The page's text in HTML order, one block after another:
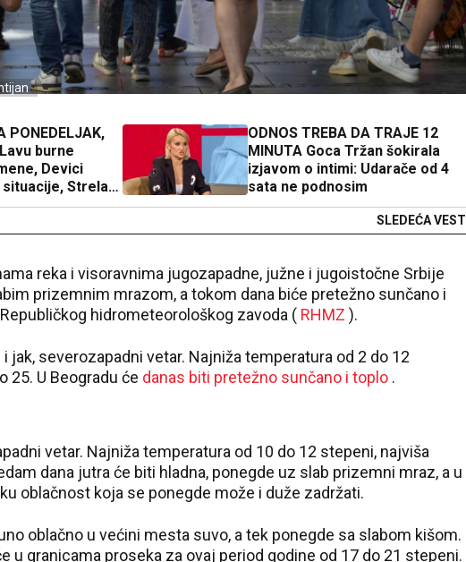
PONEDELJAK,
burne
Devici
Strelac
ODNOS TREBA DA TRAJE 12
MINUTA Goca Tržan šokirala
izjavom o intimi: Udarače od 4
sata ne podnosim
SLEDEĆA VEST
reka i visoravnima jugozapadne, južne i jugoistočne Srbije
prizemnim mrazom, a tokom dana biće pretežno sunčano i
hidrometeorološkog zavoda ( RHMZ ).
jak, severozapadni vetar. Najniža temperatura od 2 do 12
25. U Beogradu će danas biti pretežno sunčano i toplo .
vetar. Najniža temperatura od 10 do 12 stepeni, najviša
dana jutra će biti hladna, ponegde uz slab prizemni mraz, a u
oblačnost koja se ponegde može i duže zadržati.
oblačno u većini mesta suvo, a tek ponegde sa slabom kišom.
u granicama proseka za ovaj period godine od 17 do 21 stepeni.